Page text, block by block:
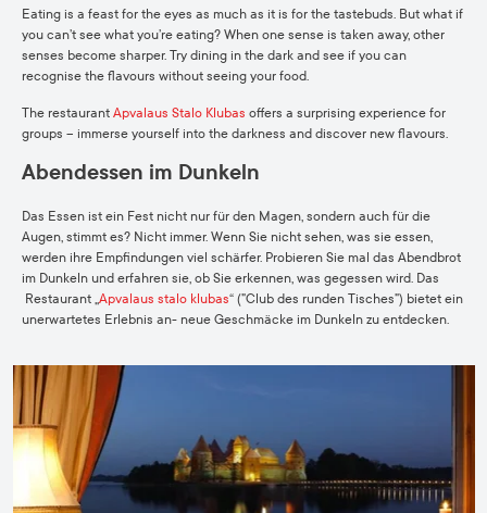
Eating is a feast for the eyes as much as it is for the tastebuds. But what if
you can’t see what you’re eating? When one sense is taken away, other
senses become sharper. Try dining in the dark and see if you can
recognise the flavours without seeing your food.
The restaurant Apvalaus Stalo Klubas offers a surprising experience for
groups – immerse yourself into the darkness and discover new flavours.
Abendessen im Dunkeln
Das Essen ist ein Fest nicht nur für den Magen, sondern auch für die
Augen, stimmt es? Nicht immer. Wenn Sie nicht sehen, was sie essen,
werden ihre Empfindungen viel schärfer. Probieren Sie mal das Abendbrot
im Dunkeln und erfahren sie, ob Sie erkennen, was gegessen wird. Das
Restaurant „Apvalaus stalo klubas“ (”Club des runden Tisches”) bietet ein
unerwartetes Erlebnis an- neue Geschmäcke im Dunkeln zu entdecken.